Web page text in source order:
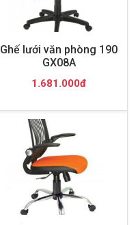
Ghế lưới văn phòng 190
GX08A
1.681.000đ